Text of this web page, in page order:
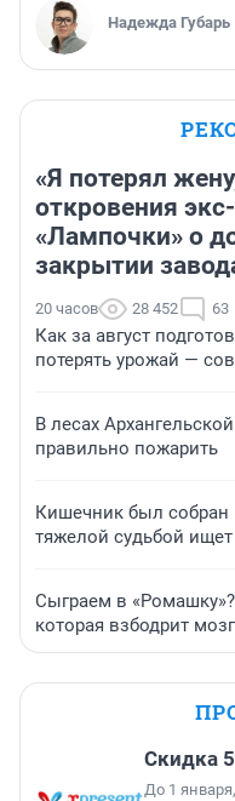
Надежда Губарь
«Я потерял
откровения
«Лампочки» о
закрытии
20 часов 28 452 63
Как за август
потерять урожай —
В лесах
правильно пожарить
Кишечник был собран
тяжелой судьбой
Сыграем в
которая взбодрит
Скидка
До 1